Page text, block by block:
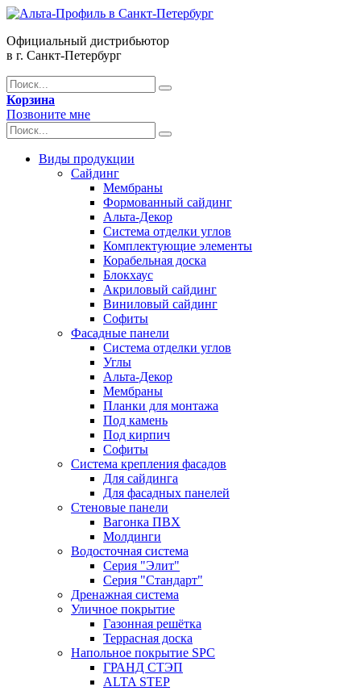
Официальный дистрибьютор
в г. Санкт-Петербург
Корзина
Позвоните мне
Виды продукции
Сайдинг
Мембраны
Формованный сайдинг
Альта-Декор
Система отделки углов
Комплектующие элементы
Корабельная доска
Блокхаус
Акриловый сайдинг
Виниловый сайдинг
Софиты
Фасадные панели
Система отделки углов
Углы
Альта-Декор
Мембраны
Планки для монтажа
Под камень
Под кирпич
Софиты
Система крепления фасадов
Для сайдинга
Для фасадных панелей
Стеновые панели
Вагонка ПВХ
Молдинги
Водосточная система
Серия "Элит"
Серия "Стандарт"
Дренажная система
Уличное покрытие
Газонная решётка
Террасная доска
Напольное покрытие SPC
ГРАНД СТЭП
ALTA STEP